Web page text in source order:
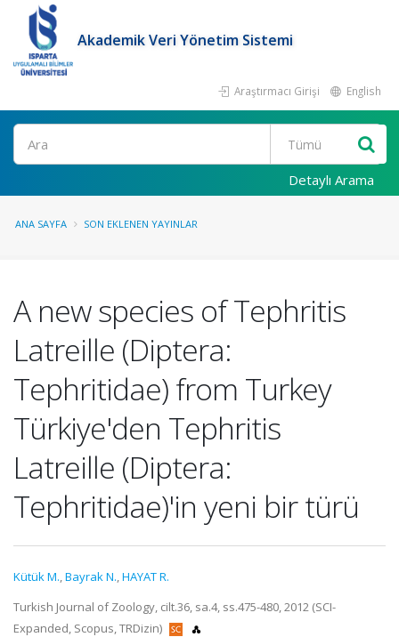
Akademik Veri Yönetim Sistemi
Araştırmacı Girişi English
Ara
Detaylı Arama
ANA SAYFA SON EKLENEN YAYINLAR
A new species of Tephritis
Latreille (Diptera:
Tephritidae) from Turkey
Türkiye'den Tephritis
Latreille (Diptera:
Tephritidae)'in yeni bir türü
Kütük M.,Bayrak N.,HAYAT R.
Turkish Journal of Zoology, cilt.36, sa.4, ss.475-480, 2012 (SCI-
Expanded, Scopus, TRDizin)